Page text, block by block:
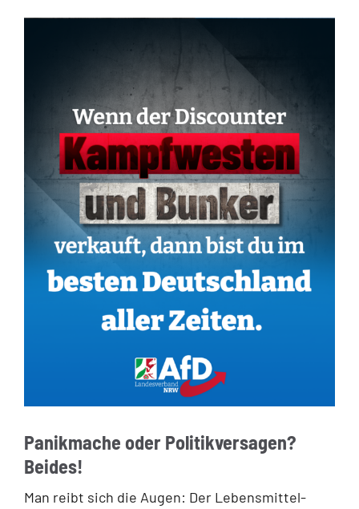
Panikmache oder Politikversagen?
Beides!
Man reibt sich die Augen: Der Lebensmittel-